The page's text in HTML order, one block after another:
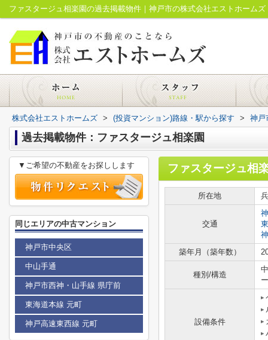
ファスタージュ相楽園の過去掲載物件｜神戸市の株式会社エストホームズ
株式会社エストホームズ > (投資マンション)路線・駅から探す > 神戸
過去掲載物件：ファスタージュ相楽園
ファスタージュ相
所在地
交通
築年月（築年数）
種別/構造
設備条件
▼ご希望の不動産をお探しします
同じエリアの中古マンション
神戸市中央区
中山手通
神戸市西神・山手線 県庁前
東海道本線 元町
神戸高速東西線 元町